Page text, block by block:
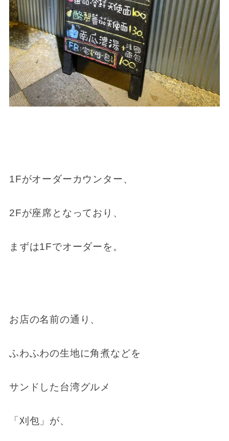
1Fがオーダーカウンター、
2Fが座席となっており、
まずは1Fでオーダーを。
お店の名前の通り、
ふわふわの生地に角煮などを
サンドした台湾グルメ
「刈包」が、